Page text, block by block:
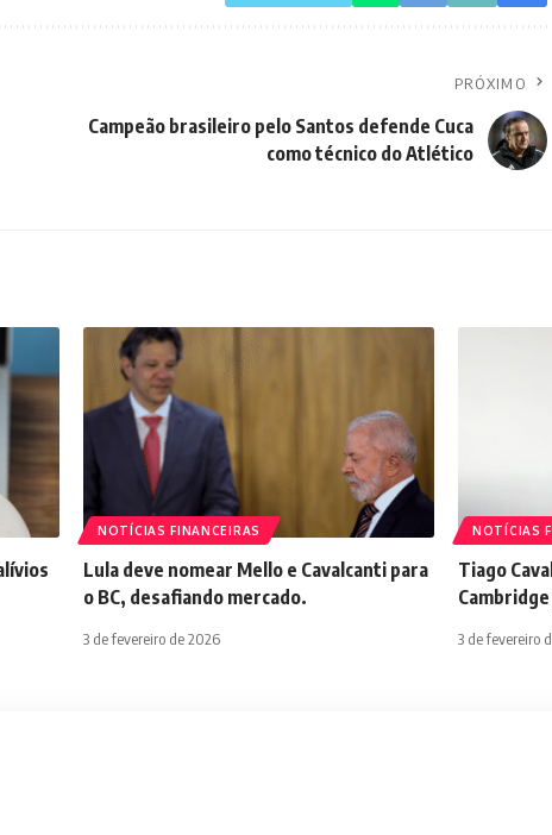
PRÓXIMO
Campeão brasileiro pelo Santos defende Cuca
como técnico do Atlético
NOTÍCIAS FINANCEIRAS
Lula deve nomear Mello e Cavalcanti para
o BC, desafiando mercado.
3 de fevereiro de 2026
NOTÍCIAS
Tiago
3 de fevereiro